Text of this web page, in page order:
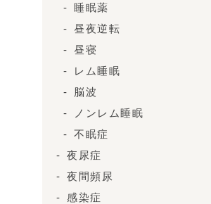
睡眠薬
昼夜逆転
昼寝
レム睡眠
脳波
ノンレム睡眠
不眠症
夜尿症
夜間頻尿
感染症